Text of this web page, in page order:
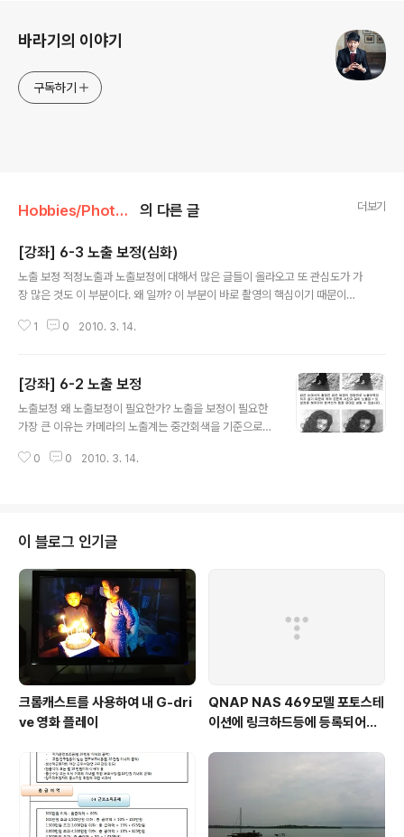
바라기의 이야기
구독하기
Hobbies/Photo & Camera 의 다른 글 더보기
[강좌] 6-3 노출 보정(심화)
노출 보정 적정노출과 노출보정에 대해서 많은 글들이 올라오고 또 관심도가 가
장 많은 것도 이 부분이다. 왜 일까? 이 부분이 바로 촬영의 핵심이기 때문이다.
노출보정을 해야할 것 같은데 - 노출보정이 맞다고 한다. 이렇게 노출보정 개념
서 자동적으로 적정한 노출을 결정해 준다. 그래서 별 생각없이 조리개 우선 자
동노출 모드로 사진을 찍어도 비교적 노출이 맞아진 사진들을 얻을 수 있다. 하
지만 직사광선이 내리쬐는 해변에서 사진을 찍는다거나 흰 대리석 조각을 배경
1 0 2010. 3. 14.
[강좌] 6-2 노출 보정
노출보정 왜 노출보정이 필요한가? 노출을 보정이 필요한
가장 큰 이유는 카메라의 노출계는 중간회색을 기준으로
이다 즉 피사체의 밝기가 중간회색보다 어둡거나 밝을 때
에 맞추어 적당한 셔터속도와 조리개 값을 자동으로 제공
해주는 장치이기 때문에 역광이나 설경 등의 비일상적인
상황에서는 사진가의 판단에 따라 기계가 지시하는 노출치
에 의존 하지 않고 노출 보정 다이얼 등을 움직여 노출량을
변화시켜야 합니다. 이와같이 적당한 노출을 위하여 사진
가가 임의대로 노출과다(+0.5, +1, +1.5, +2..
0 0 2010. 3. 14.
이 블로그 인기글
크롬캐스트를 사용하여 내 G-dri
ve 영화 플레이
QNAP NAS 469모델 포토스테
이션에 링크하드등에 등록되어진